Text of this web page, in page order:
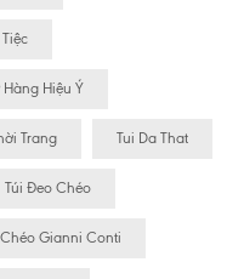
Hàng Hiệu Ý
Trang Tui Da That
Túi Đeo Chéo
Gianni Conti